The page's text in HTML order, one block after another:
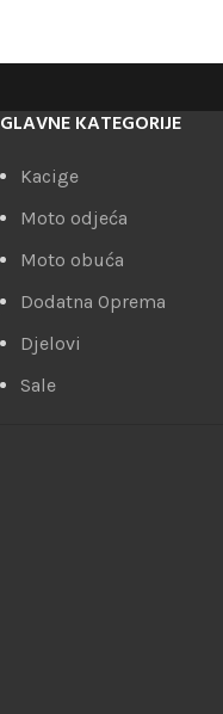
GLAVNE KATEGORIJE
Kacige
Moto odjeća
Moto obuća
Dodatna Oprema
Djelovi
Sale